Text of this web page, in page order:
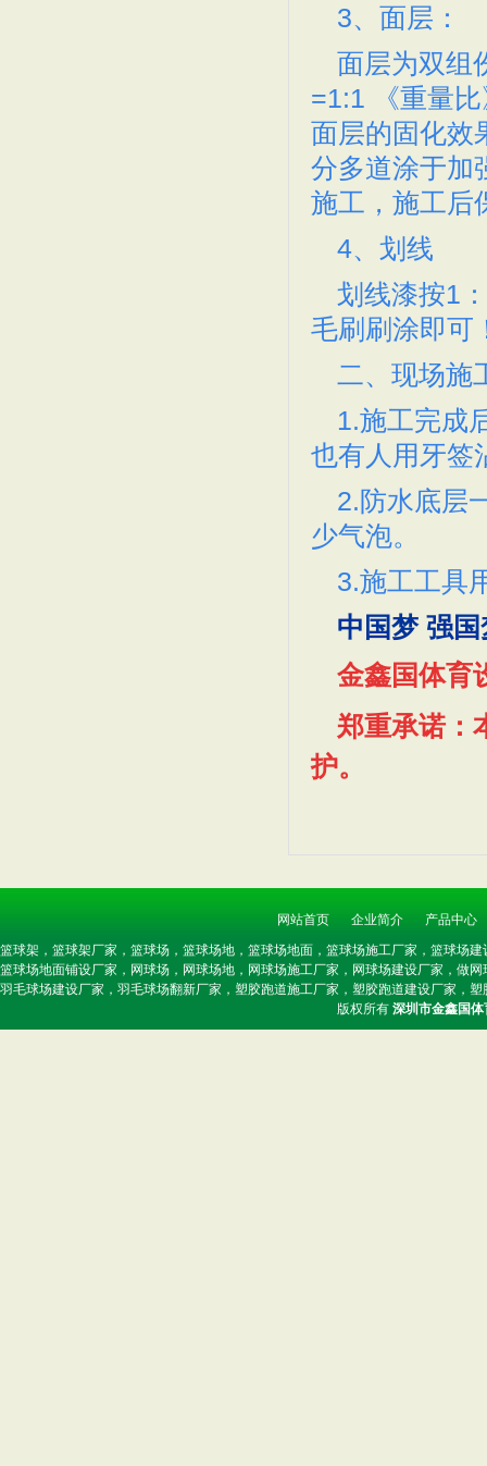
篮球场建设/球场建设-深
2019水性环保丙烯酸球
2010施工丙烯酸篮球场
JXB-B028 调制式
韶关篮球架厂家 JXB-
3、面层：
面层为双组
=1:1 《重量
面层的固化效
分多道涂于
施工，施工后
4、划线
划线漆按1
毛刷刷涂即可
二、现场施
1.施工完成
也有人用牙签
2.防水底层
少气泡。
3.施工工具
中国梦 强
金鑫国体育
郑重承诺：
护。
网站首页 企业简介
产品中心
篮球架，篮球架厂家，篮球场，篮球场地，篮球场地面，篮球场施工厂家，篮球场
篮球场地面铺设厂家，网球场，网球场地，网球场施工厂家，网球场建设厂家，做
羽毛球场建设厂家，羽毛球场翻新厂家，塑胶跑道施工厂家，塑胶跑道建设厂家，
版权所有深圳市金鑫国